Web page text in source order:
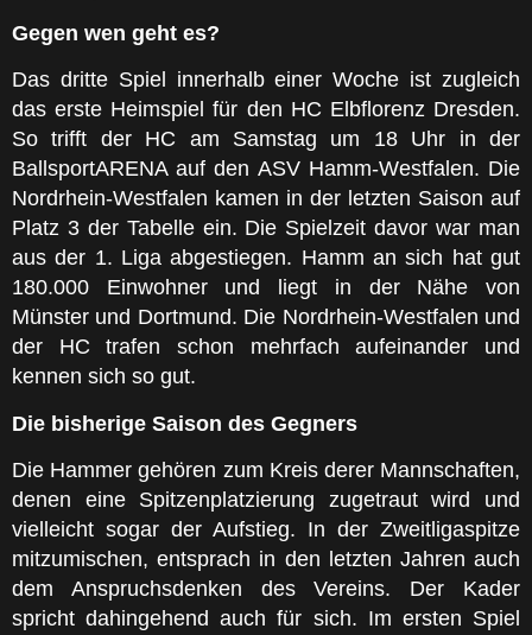
Gegen wen geht es?
Das dritte Spiel innerhalb einer Woche ist zugleich
das erste Heimspiel für den HC Elbflorenz Dresden.
So trifft der HC am Samstag um 18 Uhr in der
BallsportARENA auf den ASV Hamm-Westfalen. Die
Nordrhein-Westfalen kamen in der letzten Saison auf
Platz 3 der Tabelle ein. Die Spielzeit davor war man
aus der 1. Liga abgestiegen. Hamm an sich hat gut
180.000 Einwohner und liegt in der Nähe von
Münster und Dortmund. Die Nordrhein-Westfalen und
der HC trafen schon mehrfach aufeinander und
kennen sich so gut.
Die bisherige Saison des Gegners
Die Hammer gehören zum Kreis derer Mannschaften,
denen eine Spitzenplatzierung zugetraut wird und
vielleicht sogar der Aufstieg. In der Zweitligaspitze
mitzumischen, entsprach in den letzten Jahren auch
dem Anspruchsdenken des Vereins. Der Kader
spricht dahingehend auch für sich. Im ersten Spiel